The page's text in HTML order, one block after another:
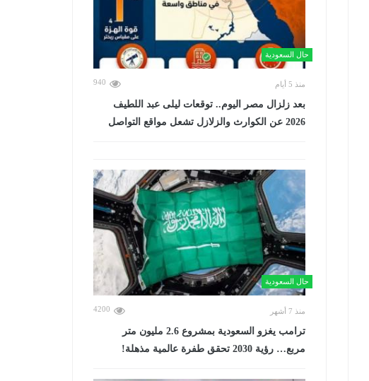
حال السعودية
منذ 5 أيام 940
بعد زلزال مصر اليوم.. توقعات ليلى عبد اللطيف
2026 عن الكوارث والزلازل تشعل مواقع التواصل
حال السعودية
منذ 7 أشهر 4200
ترامب يغزو السعودية بمشروع 2.6 مليون متر
مربع… رؤية 2030 تحقق طفرة عالمية مذهلة!